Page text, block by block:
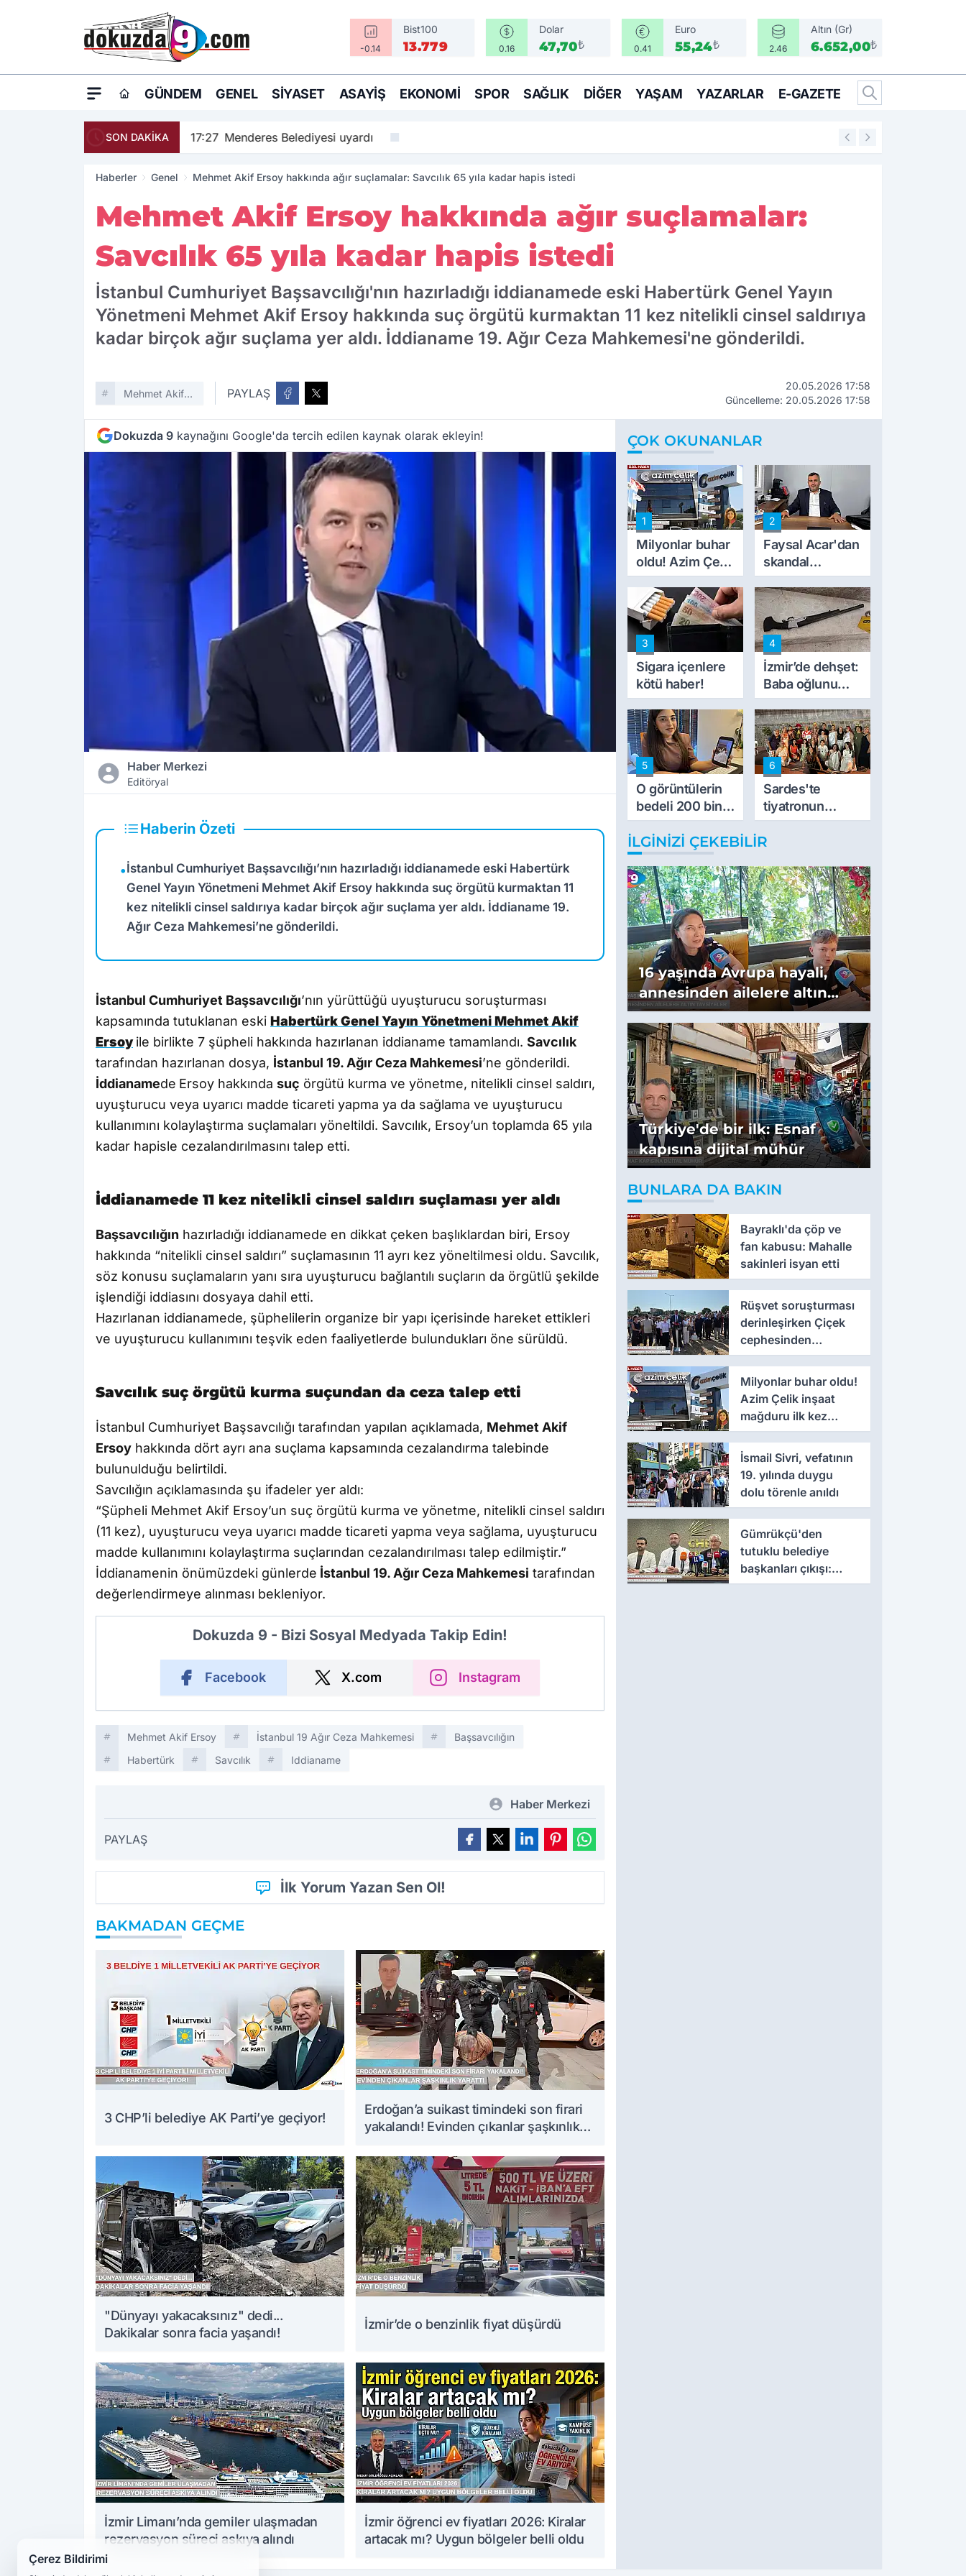
-0.14
Bist100
13.779 0.16
Dolar
47,70₺ 0.41
Euro
55,24₺ 2.46
Altın (Gr)
6.652,00₺
GÜNDEM GENEL SIYASET ASAYIŞ EKONOMI SPOR SAĞLIK DIĞER YAŞAM YAZARLAR E-GAZETE
SON DAKİKA 17:27 Menderes Belediyesi uyardı 17:17 Türkiye, Suudi
Haberler Genel Mehmet Akif Ersoy hakkında ağır suçlamalar: Savcılık 65 yıla kadar hapis istedi
Mehmet Akif Ersoy hakkında ağır suçlamalar:
Savcılık 65 yıla kadar hapis istedi
İstanbul Cumhuriyet Başsavcılığı'nın hazırladığı iddianamede eski Habertürk Genel Yayın
Yönetmeni Mehmet Akif Ersoy hakkında suç örgütü kurmaktan 11 kez nitelikli cinsel saldırıya
kadar birçok ağır suçlama yer aldı. İddianame 19. Ağır Ceza Mahkemesi'ne gönderildi.
Mehmet Akif
PAYLAŞ
20.05.2026 17:58
Güncelleme: 20.05.2026 17:58
Dokuzda 9 kaynağını Google'da tercih edilen kaynak olarak ekleyin!
Haber Merkezi
Editöryal
Haberin Özeti
•İstanbul Cumhuriyet Başsavcılığı’nın hazırladığı iddianamede eski Habertürk
Genel Yayın Yönetmeni Mehmet Akif Ersoy hakkında suç örgütü kurmaktan 11
kez nitelikli cinsel saldırıya kadar birçok ağır suçlama yer aldı. İddianame 19.
Ağır Ceza Mahkemesi’ne gönderildi.
İstanbul Cumhuriyet Başsavcılığı’nın yürüttüğü uyuşturucu soruşturması
kapsamında tutuklanan eski Habertürk Genel Yayın Yönetmeni Mehmet Akif
Ersoy ile birlikte 7 şüpheli hakkında hazırlanan iddianame tamamlandı. Savcılık
tarafından hazırlanan dosya, İstanbul 19. Ağır Ceza Mahkemesi’ne gönderildi.
İddianamede Ersoy hakkında suç örgütü kurma ve yönetme, nitelikli cinsel saldırı,
uyuşturucu veya uyarıcı madde ticareti yapma ya da sağlama ve uyuşturucu
kullanımını kolaylaştırma suçlamaları yöneltildi. Savcılık, Ersoy’un toplamda 65 yıla
kadar hapisle cezalandırılmasını talep etti.
İddianamede 11 kez nitelikli cinsel saldırı suçlaması yer aldı
Başsavcılığın hazırladığı iddianamede en dikkat çeken başlıklardan biri, Ersoy
hakkında “nitelikli cinsel saldırı” suçlamasının 11 ayrı kez yöneltilmesi oldu. Savcılık,
söz konusu suçlamaların yanı sıra uyuşturucu bağlantılı suçların da örgütlü şekilde
işlendiği iddiasını dosyaya dahil etti.
Hazırlanan iddianamede, şüphelilerin organize bir yapı içerisinde hareket ettikleri
ve uyuşturucu kullanımını teşvik eden faaliyetlerde bulundukları öne sürüldü.
Savcılık suç örgütü kurma suçundan da ceza talep etti
İstanbul Cumhuriyet Başsavcılığı tarafından yapılan açıklamada, Mehmet Akif
Ersoy hakkında dört ayrı ana suçlama kapsamında cezalandırma talebinde
bulunulduğu belirtildi.
Savcılığın açıklamasında şu ifadeler yer aldı:
“Şüpheli Mehmet Akif Ersoy’un suç örgütü kurma ve yönetme, nitelikli cinsel saldırı
(11 kez), uyuşturucu veya uyarıcı madde ticareti yapma veya sağlama, uyuşturucu
madde kullanımını kolaylaştırma suçlarından cezalandırılması talep edilmiştir.”
İddianamenin önümüzdeki günlerde İstanbul 19. Ağır Ceza Mahkemesi tarafından
değerlendirmeye alınması bekleniyor.
Dokuzda 9 - Bizi Sosyal Medyada Takip Edin!
Facebook X.com Instagram
Mehmet Akif Ersoy İstanbul 19 Ağır Ceza Mahkemesi
Başsavcılığın
Habertürk
Savcılık Iddianame
Haber Merkezi
PAYLAŞ
İlk Yorum Yazan Sen Ol!
BAKMADAN GEÇME
3 CHP’li belediye AK Parti’ye geçiyor!
Erdoğan’a suikast timindeki son firari
yakalandı! Evinden çıkanlar şaşkınlık
"Dünyayı yakacaksınız" dedi...
Dakikalar sonra facia yaşandı!
İzmir’de o benzinlik fiyat düşürdü
İzmir Limanı’nda gemiler ulaşmadan
rezervasyon süreci askıya alındı
İzmir öğrenci ev fiyatları 2026: Kiralar
artacak mı? Uygun bölgeler belli oldu
ÇOK OKUNANLAR
1
Milyonlar buhar
oldu! Azim Çelik
inşaat mağduru
ilk kez konuştu
2
Faysal Acar'dan
skandal
açıklamalar:
'Haluk Levent
peynircilerimizi
de kıskaca aldı,
müdahale ettik'
3
Sigara içenlere
kötü haber!
4
İzmir’de dehşet:
Baba oğlunu
vurdu
5
O görüntülerin
bedeli 200 bin
TL
6
Sardes'te
tiyatronun
imece ruhu
binlerce yıllık
İLGINIZI ÇEKEBILIR
16 yaşında Avrupa hayali,
annesinden ailelere altın
tavsiyeler
Türkiye'de bir ilk: Esnaf
kapısına dijital mühür
BUNLARA DA BAKIN
Bayraklı'da çöp ve
fan kabusu: Mahalle
sakinleri isyan etti
Rüşvet soruşturması
derinleşirken Çiçek
cephesinden
'montaj' savunması
Milyonlar buhar oldu!
Azim Çelik inşaat
mağduru ilk kez
konuştu
İsmail Sivri, vefatının
19. yılında duygu
dolu törenle anıldı
Gümrükçü'den
tutuklu belediye
başkanları çıkışı:
'Yıllarca iddianame
Çerez Bildirimi